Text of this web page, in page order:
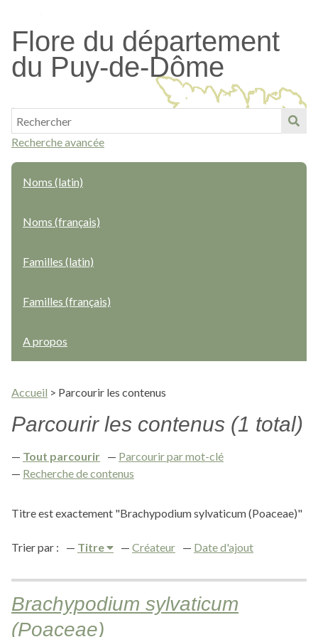
contenu
principal
Flore du département
du Puy-de-Dôme
Recherche avancée
Noms (latin)
Noms (français)
Familles (latin)
Familles (français)
A propos
Accueil > Parcourir les contenus
Parcourir les contenus (1 total)
Tout parcourir
Parcourir par mot-clé
Recherche de contenus
Titre est exactement "Brachypodium sylvaticum (Poaceae)"
Trier par : Titre Créateur Date d'ajout
Brachypodium sylvaticum
(Poaceae)